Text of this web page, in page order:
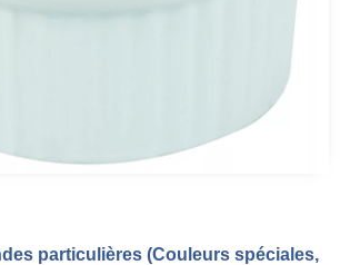
particulières (Couleurs spéciales,